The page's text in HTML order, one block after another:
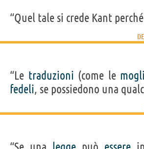
“Quel tale si crede Kant
“Le traduzioni (come le
fedeli, se possiedono una